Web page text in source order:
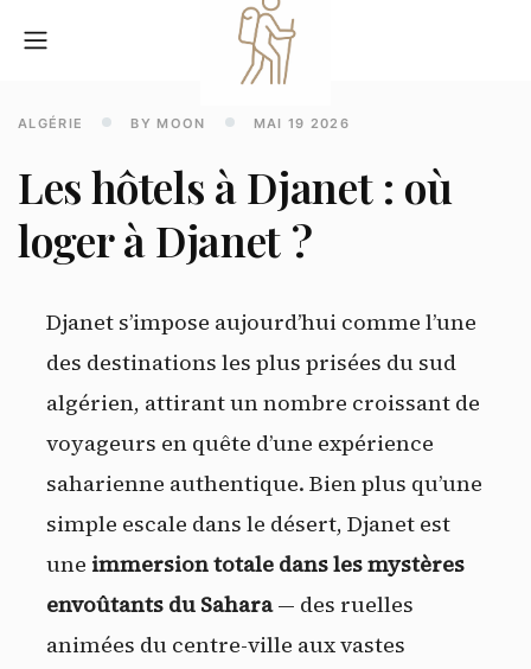
ALGÉRIE BY MOON MAI 19 2026
Les hôtels à Djanet : où
loger à Djanet ?
Djanet s’impose aujourd’hui comme l’une
des destinations les plus prisées du sud
algérien, attirant un nombre croissant de
voyageurs en quête d’une expérience
saharienne authentique. Bien plus qu’une
simple escale dans le désert, Djanet est
une immersion totale dans les mystères
envoûtants du Sahara— des ruelles
animées du centre-ville aux vastes